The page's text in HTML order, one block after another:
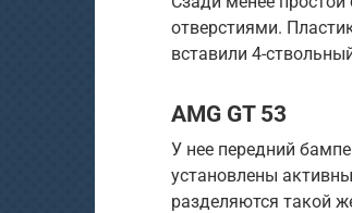
отверстиями.
вставили 4-
AMG GT 53
У нее передний
установлены
разделяются такой